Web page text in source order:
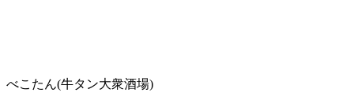
べこたん(牛タン大衆酒場)